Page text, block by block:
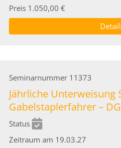
Preis 1.050,00 €
Seminarnummer 11373
Jährliche Unterweisung
Gabelstaplerfahrer –
Status
Zeitraum am 19.03.27